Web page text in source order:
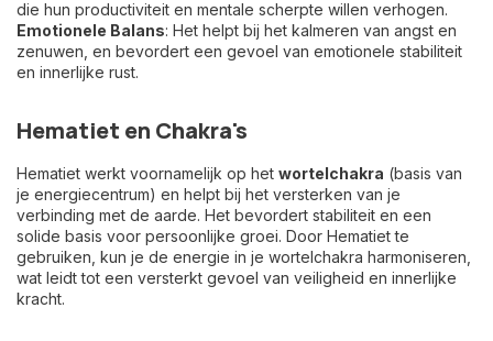
die hun productiviteit en mentale scherpte willen verhogen.
Emotionele Balans: Het helpt bij het kalmeren van angst en
zenuwen, en bevordert een gevoel van emotionele stabiliteit
en innerlijke rust.
Hematiet en Chakra's
Hematiet werkt voornamelijk op het wortelchakra (basis van
je energiecentrum) en helpt bij het versterken van je
verbinding met de aarde. Het bevordert stabiliteit en een
solide basis voor persoonlijke groei. Door Hematiet te
gebruiken, kun je de energie in je wortelchakra harmoniseren,
wat leidt tot een versterkt gevoel van veiligheid en innerlijke
kracht.